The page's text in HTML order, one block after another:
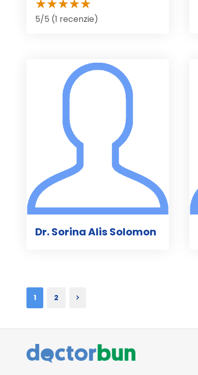
5/5 (1 recenzie)
Dr. Sorina Alis Solomon
1 2